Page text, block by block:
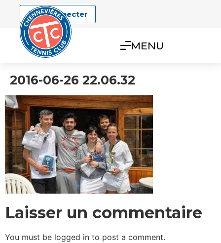
Se connecter
MENU
2016-06-26 22.06.32
Laisser un commentaire
You must be logged in to post a comment.